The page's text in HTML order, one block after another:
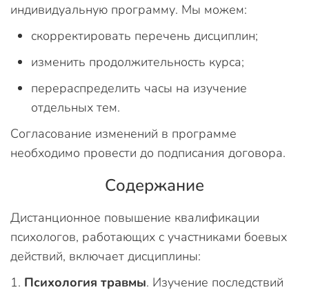
индивидуальную программу. Мы можем:
скорректировать перечень дисциплин;
изменить продолжительность курса;
перераспределить часы на изучение
отдельных тем.
Согласование изменений в программе
необходимо провести до подписания договора.
Содержание
Дистанционное повышение квалификации
психологов, работающих с участниками боевых
действий, включает дисциплины:
Психология травмы. Изучение последствий